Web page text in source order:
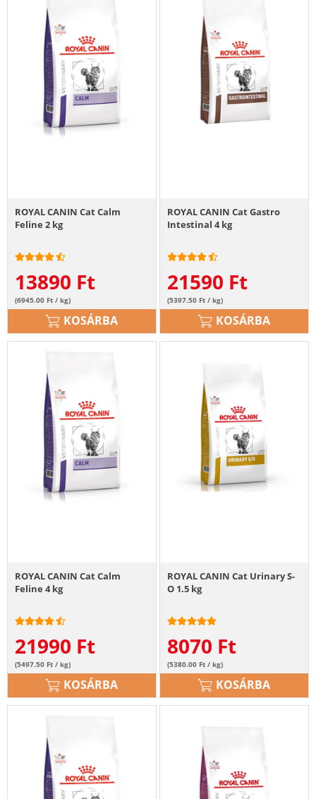
ROYAL CANIN Cat Calm
Feline 2 kg
13890 Ft
(6945.00 Ft / kg)
KOSÁRBA
ROYAL CANIN Cat Gastro
Intestinal 4 kg
21590 Ft
(5397.50 Ft / kg)
KOSÁRBA
ROYAL CANIN Cat Calm
Feline 4 kg
21990 Ft
(5497.50 Ft / kg)
KOSÁRBA
ROYAL CANIN Cat Urinary S-
O 1.5 kg
8070 Ft
(5380.00 Ft / kg)
KOSÁRBA